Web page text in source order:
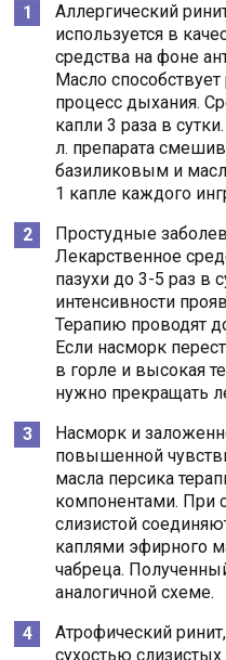
Аллергический
используется в
средства на фоне
Масло
процесс дыхания.
капли 3 раза в
л. препарата
базиликовым и
1 капле каждого
Простудные
Лекарственное
пазухи до 3-5 раз в
интенсивности
Терапию проводят
Если насморк
в горле и высокая
нужно прекращать
Насморк и
повышенной
масла персика
компонентами. При
слизистой
каплями эфирного
чабреца.
аналогичной схеме.
Атрофический
сухостью